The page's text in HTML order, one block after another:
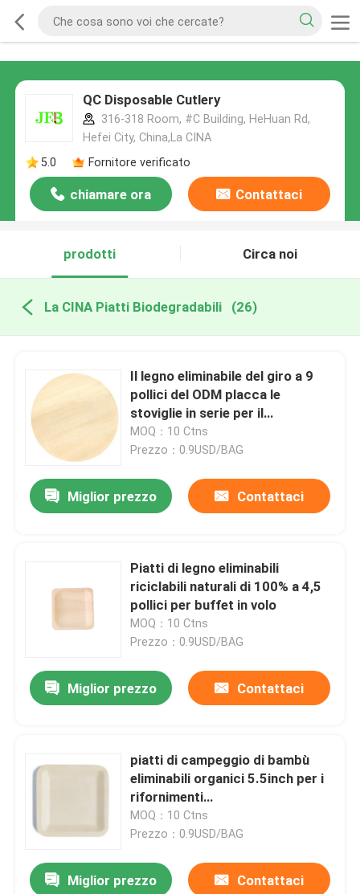
QC Disposable Cutlery
316-318 Room, #C Building, HeHuan Rd,
Hefei City, China,La CINA
5.0
Fornitore verificato
chiamare ora Contattaci
prodotti Circa noi
La CINA Piatti Biodegradabili (26)
Il legno eliminabile del giro a 9
pollici del ODM placca le
stoviglie in serie per il
compleanno del barbecue
MOQ：10 Ctns
Prezzo：0.9USD/BAG
Miglior prezzo Contattaci
Piatti di legno eliminabili
riciclabili naturali di 100% a 4,5
pollici per buffet in volo
MOQ：10 Ctns
Prezzo：0.9USD/BAG
Miglior prezzo Contattaci
piatti di campeggio di bambù
eliminabili organici 5.5inch per i
rifornimenti
d'approvvigionamento
MOQ：10 Ctns
Prezzo：0.9USD/BAG
Miglior prezzo Contattaci